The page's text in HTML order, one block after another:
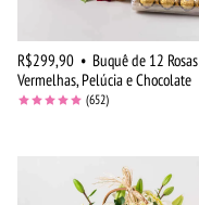
R$299,90 • Buquê de 12 Rosas
Vermelhas, Pelúcia e Chocolate
(652)